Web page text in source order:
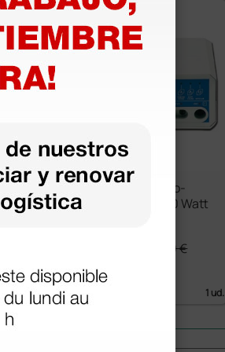
1 ud.
Electrobisturí Mono-
bipolar MB 122 - 120 Watt
890,00 €
(Precio sin IVA)
1 ud.